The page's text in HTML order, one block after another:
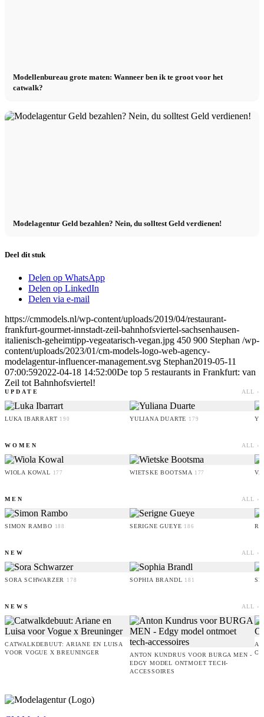
Modellenbureau grote maten: Wanneer ben ik te groot voor het
catwalk?
Modelagentur Geld bezahlen? Nein, du solltest Geld verdienen!
Deel dit stuk
Delen op WhatsApp
Delen op LinkedIn
Delen via e-mail
https://cmmodels.nl/wp-content/uploads/2019/04/restaurant-
frankfurt-gourmet-innstadt-zeil-bahnhofsviertel-sachsenhausen-
italienisch-geheimtipp-vegeatarisch-vegan.jpg 450 900 Stephan /wp-
content/uploads/2023/01/cm-models-logo-web-agency-
modelagentur-influencer-management.svg Stephan2019-05-11
07:00:592022-04-18 14:52:00De top 5 restaurants in Frankfurt: van
Zeil tot Bahnhofsviertel!
UPDATE ALL ›
LUKA IBARRART 190 YULIANA DUARTE 179
WOMEN ALL ›
WIOLA KOWAL 177 WIETSKE BOOTSMA 177
MEN ALL ›
SIMON RAMBO 188 SERIGNE GUEYE 186
NEW ALL ›
SORA SCHWARZER 178 SOPHIA BRANDL 181
NEWS ALL ›
CATWALKDEBUUT: ARIANE EN LUISA
VOOR VOGUE X BREUNINGER
ANTON KUNDRUS VOOR BURGA MEN -
EDGY MODEL ONTMOET TECH-
ACCESSOIRES